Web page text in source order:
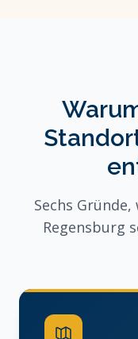
Sechs
Regensburg